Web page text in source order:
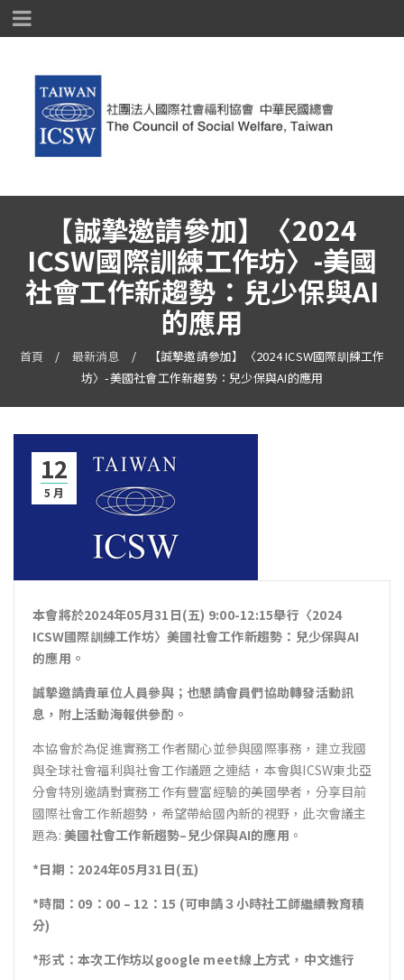
【誠摯邀請參加】〈2024
ICSW國際訓練工作坊〉-美國
社會工作新趨勢：兒少保與AI
的應用
首頁 / 最新消息 /
【誠摯邀請參加】〈2024 ICSW國際訓練工作
坊〉-美國社會工作新趨勢：兒少保與AI的應用
12
5 月
本會將於2024年05月31 日(五) 9:00-12:15舉行〈2024
ICSW國際訓練工作坊〉美國社會工作新趨勢：兒少保與AI
的應用。
誠摯邀請貴單位人員參與； 也懇請會員們協助轉發活動訊
息，附上活動海報供參酌。
本協會於為促進實務工作者關心並參與國際事務，建立我國
與全球社會福利與社會工作議題之連結，本會與ICSW東北亞
分會特別邀請對實務工作有豐富經驗的美國學者，分享目前
國際社會工作新趨勢，希望帶給國內新的視野，此次會議主
題為: 美國社會工作新趨勢–兒少保與AI的應用 。
*日期： 2024年05月31 日(五)
*時間： 09 ： 00 – 12 ： 15 (可申請３小時社工師繼續教育積
分)
*形式：本次工作坊以google meet線上方式，中文進行